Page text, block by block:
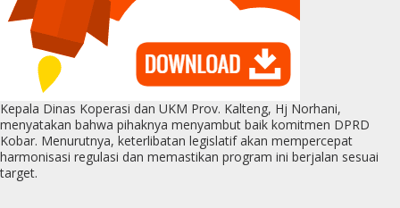
Kepala Dinas Koperasi dan UKM Prov. Kalteng, Hj Norhani,
menyatakan bahwa pihaknya menyambut baik komitmen DPRD
Kobar. Menurutnya, keterlibatan legislatif akan mempercepat
harmonisasi regulasi dan memastikan program ini berjalan sesuai
target.